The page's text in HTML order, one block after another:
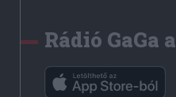
Rádió GaGa